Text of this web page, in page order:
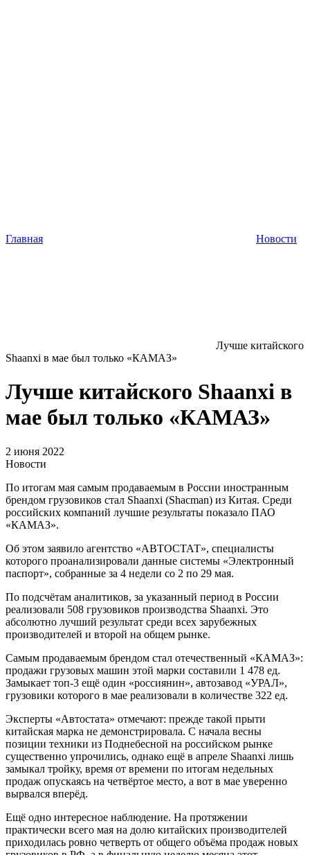
Главная Новости
Лучше китайского
Shaanxi в мае был только «КАМАЗ»
Лучше китайского Shaanxi в
мае был только «КАМАЗ»
2 июня 2022
Новости
По итогам мая самым продаваемым в России иностранным
брендом грузовиков стал Shaanxi (Shacman) из Китая. Среди
российских компаний лучшие результаты показало ПАО
«КАМАЗ».
Об этом заявило агентство «АВТОСТАТ», специалисты
которого проанализировали данные системы «Электронный
паспорт», собранные за 4 недели со 2 по 29 мая.
По подсчётам аналитиков, за указанный период в России
реализовали 508 грузовиков производства Shaanxi. Это
абсолютно лучший результат среди всех зарубежных
производителей и второй на общем рынке.
Самым продаваемым брендом стал отечественный «КАМАЗ»:
продажи грузовых машин этой марки составили 1 478 ед.
Замыкает топ-3 ещё один «россиянин», автозавод «УРАЛ»,
грузовики которого в мае реализовали в количестве 322 ед.
Эксперты «Автостата» отмечают: прежде такой прыти
китайская марка не демонстрировала. С начала весны
позиции техники из Поднебесной на российском рынке
существенно упрочились, однако ещё в апреле Shaanxi лишь
замыкал тройку, время от времени по итогам недельных
продаж опускаясь на четвёртое место, а вот в мае уверенно
вырвался вперёд.
Ещё одно интересное наблюдение. На протяжении
практически всего мая на долю китайских производителей
приходилась ровно четверть от общего объёма продаж новых